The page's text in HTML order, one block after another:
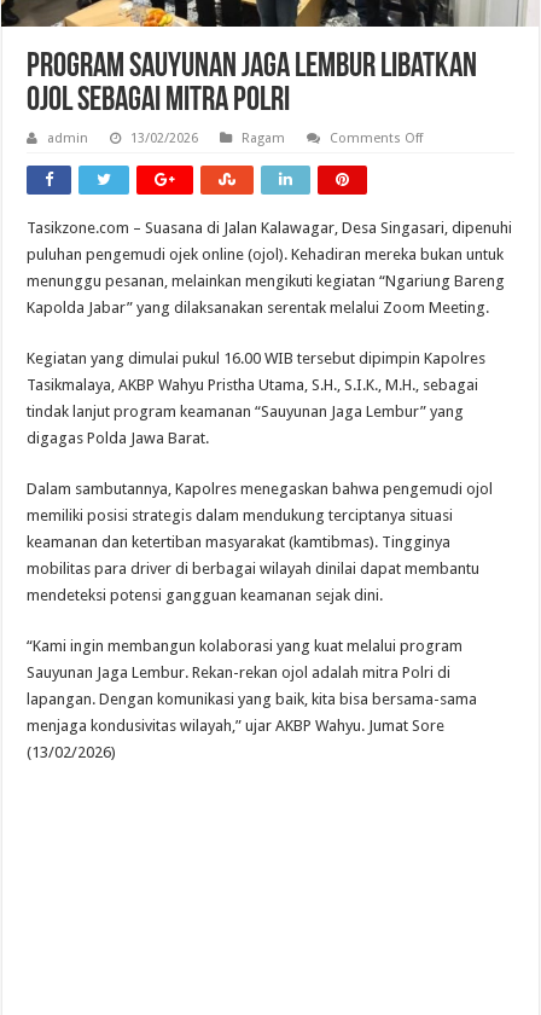
Program Sauyunan Jaga Lembur Libatkan
Ojol sebagai Mitra Polri
admin 13/02/2026 Ragam Comments Offon
Ojol
sebagai
Mitra
Polri
Tasikzone.com – Suasana di Jalan Kalawagar, Desa Singasari, dipenuhi
puluhan pengemudi ojek online (ojol). Kehadiran mereka bukan untuk
menunggu pesanan, melainkan mengikuti kegiatan “Ngariung Bareng
Kapolda Jabar” yang dilaksanakan serentak melalui Zoom Meeting.
Kegiatan yang dimulai pukul 16.00 WIB tersebut dipimpin Kapolres
Tasikmalaya, AKBP Wahyu Pristha Utama, S.H., S.I.K., M.H., sebagai
tindak lanjut program keamanan “Sauyunan Jaga Lembur” yang
digagas Polda Jawa Barat.
Dalam sambutannya, Kapolres menegaskan bahwa pengemudi ojol
memiliki posisi strategis dalam mendukung terciptanya situasi
keamanan dan ketertiban masyarakat (kamtibmas). Tingginya
mobilitas para driver di berbagai wilayah dinilai dapat membantu
mendeteksi potensi gangguan keamanan sejak dini.
“Kami ingin membangun kolaborasi yang kuat melalui program
Sauyunan Jaga Lembur. Rekan-rekan ojol adalah mitra Polri di
lapangan. Dengan komunikasi yang baik, kita bisa bersama-sama
menjaga kondusivitas wilayah,” ujar AKBP Wahyu. Jumat Sore
(13/02/2026)